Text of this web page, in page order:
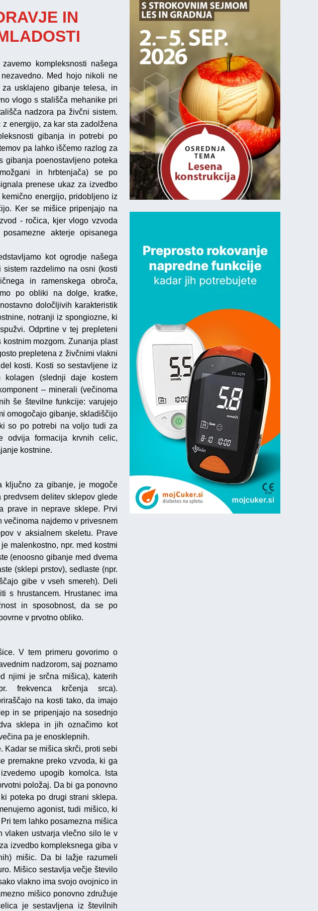
IN
kompleksnosti našega
Med hojo nikoli ne
usklajeno gibanje telesa, in
vlogo s stališča mehanike pri
nadzora pa živčni sistem.
energijo, za kar sta zadolžena
gibanja in potrebi po
pa lahko iščemo razlog za
gibanja poenostavljeno poteka
in hrbtenjača) se po
prenese ukaz za izvedbo
energijo, pridobljeno iz
Ker se mišice pripenjajo na
- ročica, kjer vlogo vzvoda
akterje opisanega
kot ogrodje našega
razdelimo na osni (kosti
in ramenskega obroča,
po obliki na dolge, kratke,
določljivih karakteristik
notranji iz spongiozne, ki
Odprtine v tej prepleteni
mozgom. Zunanja plast
prepletena z živčnimi vlakni
kosti. Kosti so sestavljene iz
(slednji daje kostem
– minerali (večinoma
še številne funkcije: varujejo
omogočajo gibanje, skladiščijo
so po potrebi na voljo tudi za
odvija formacija krvnih celic,
kostnine.
ključno za gibanje, je mogoče
delitev sklepov glede
prave in neprave sklepe. Prvi
najdemo v privesnem
v aksialnem skeletu. Prave
malenkostno, npr. med kostmi
(enoosno gibanje med dvema
(sklepi prstov), sedlaste (npr.
gibe v vseh smereh). Deli
s hrustancem. Hrustanec ima
in sposobnost, da se po
v prvotno obliko.
V tem primeru govorimo o
nadzorom, saj poznamo
njimi je srčna mišica), katerih
frekvenca krčenja srca).
na kosti tako, da imajo
in se pripenjajo na sosednjo
sklepa in jih označimo kot
pa je enosklepnih.
Kadar se mišica skrči, proti sebi
premakne preko vzvoda, ki ga
upogib komolca. Ista
položaj. Da bi ga ponovno
poteka po drugi strani sklepa.
agonist, tudi mišico, ki
tem lahko posamezna mišica
vlaken ustvarja vlečno silo le v
izvedbo kompleksnega giba v
mišic. Da bi lažje razumeli
Mišico sestavlja večje število
vlakno ima svojo ovojnico in
mišico ponovno združuje
je sestavljena iz številnih